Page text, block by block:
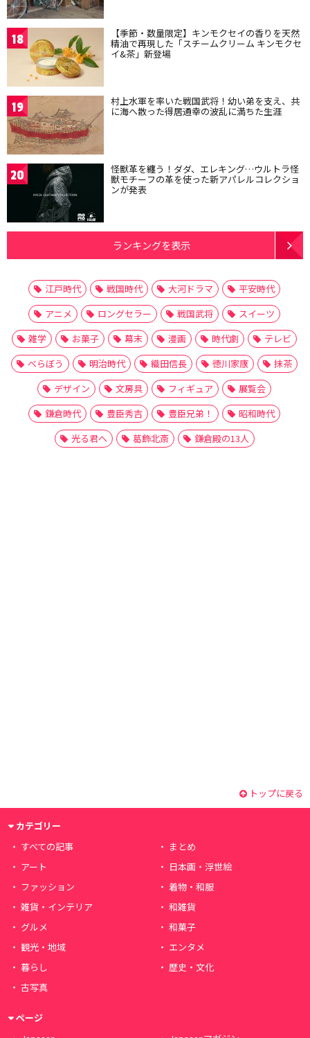
18 【季節・数量限定】キンモクセイの香りを天然
精油で再現した「スチームクリーム キンモクセ
イ&茶」新登場
19 村上水軍を率いた戦国武将！幼い弟を支え、共
に海へ散った得居通幸の波乱に満ちた生涯
20 怪獣革を纏う！ダダ、エレキング…ウルトラ怪
獣モチーフの革を使った新アパレルコレクショ
ンが発表
ランキングを表示
江戸時代 戦国時代 大河ドラマ
平安時代
アニメ
ロングセラー 戦国武将
スイーツ
雑学
お菓子 幕末 漫画 時代劇
テレビ
べらぼう
明治時代 織田信長 徳川家康
抹茶
デザイン
文房具 フィギュア
展覧会
鎌倉時代
豊臣秀吉 豊臣兄弟！
昭和時代
光る君へ
葛飾北斎 鎌倉殿の13人
トップに戻る
カテゴリー
すべての記事
まとめ
アート
日本画・浮世絵
ファッション
着物・和服
雑貨・インテリア
和雑貨
グルメ
和菓子
観光・地域
エンタメ
暮らし
歴史・文化
古写真
ページ